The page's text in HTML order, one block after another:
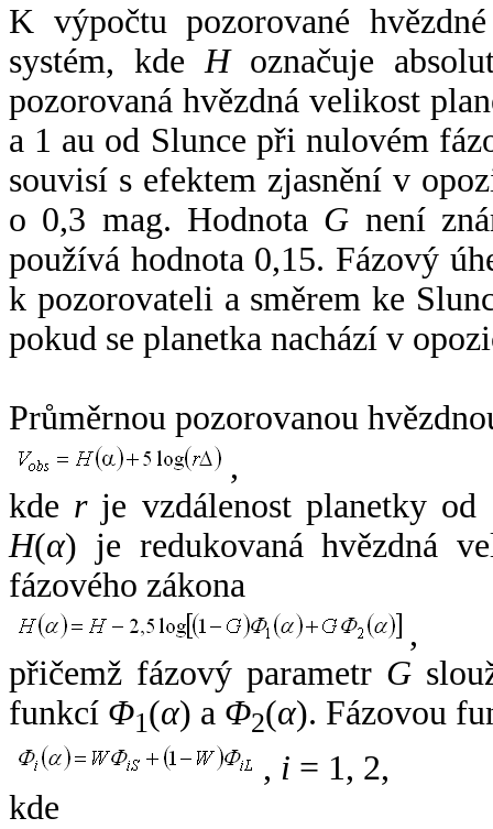
K výpočtu pozorované
systém, kde Hoznačuje
pozorovaná hvězdná velikost
a 1 au od Slunce při nulovém
souvisí s efektem zjasnění v
o 0,3 mag. Hodnota G není
používá hodnota 0,15. Fázový
k pozorovateli a směrem ke
pokud se planetka nachází v
Průměrnou pozorovanou
,
kde rje vzdálenost planetky od
H(α) je redukovaná hvězdná
fázového zákona
,
přičemž fázový parametr G
funkcí Φ1(α) a Φ2(α). Fázovou
, i = 1, 2,
kde